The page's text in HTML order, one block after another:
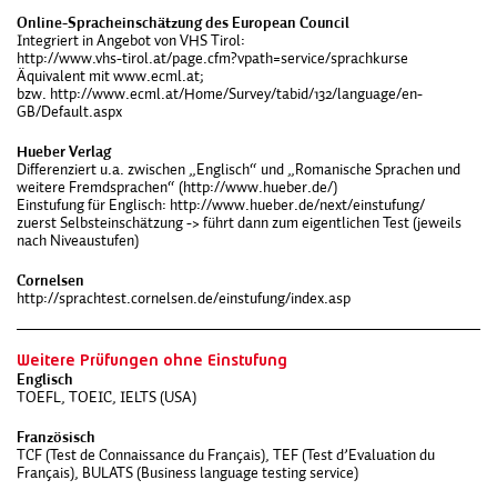
Online-Spracheinschätzung des European Council
Integriert in Angebot von VHS Tirol:
http://www.vhs-tirol.at/page.cfm?vpath=service/sprachkurse
Äquivalent mitwww.ecml.at;
bzw. http://www.ecml.at/Home/Survey/tabid/132/language/en-
GB/Default.aspx
Hueber Verlag
Differenziert u.a. zwischen „Englisch“ und „Romanische Sprachen und
weitere Fremdsprachen“ (http://www.hueber.de/)
Einstufung für Englisch: http://www.hueber.de/next/einstufung/
zuerst Selbsteinschätzung -> führt dann zum eigentlichen Test (jeweils
nach Niveaustufen)
Cornelsen
http://sprachtest.cornelsen.de/einstufung/index.asp
Weitere Prüfungen ohne Einstufung
Englisch
TOEFL, TOEIC, IELTS (USA)
Französisch
TCF (Test de Connaissance du Français), TEF (Test d’Evaluation du
Français), BULATS (Business language testing service)